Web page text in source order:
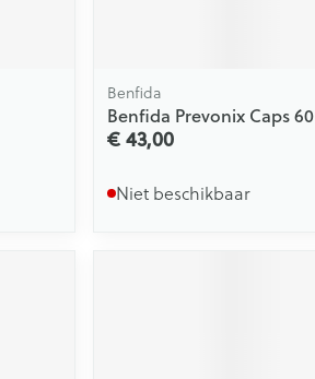
Benfida
Benfida Prevonix Caps 60
€ 43,00
Niet beschikbaar